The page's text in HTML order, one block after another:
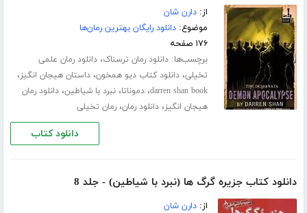
از:دارن شان
موضوع:دانلود رایگان بهترین رمان‌ها
۱۷۶ صفحه
برچسب‌ها:دانلود رمان ترسناک،دانلود رمان علمی
تخیلی،دانلود کتاب دیو همخون،داستان هیجان انگیز،
darren shan book،دموناتا،نبرد با شیاطین،دانلود رمان
هیجان انگیز،دانلود رمان،رمان تخیلی
دانلود کتاب
دانلود کتاب جزیره گرگ ها (نبرد با شیاطین) - جلد 8
از:دارن شان